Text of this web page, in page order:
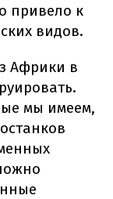
привело к
видов.
Африки в
мы имеем,